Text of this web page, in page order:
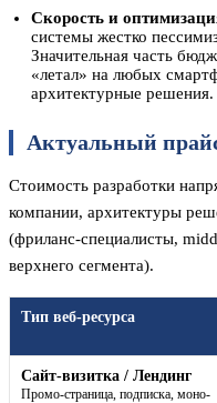
Скорость и
системы жестко
Значительная часть
«летал» на любых
архитектурные решения.
Актуальный
Стоимость разработки
компании, архитектуры
(фриланс-специалисты,
верхнего сегмента).
Тип веб-ресурса
Сайт-визитка / Лендинг
Промо-страница, подписка, моно-